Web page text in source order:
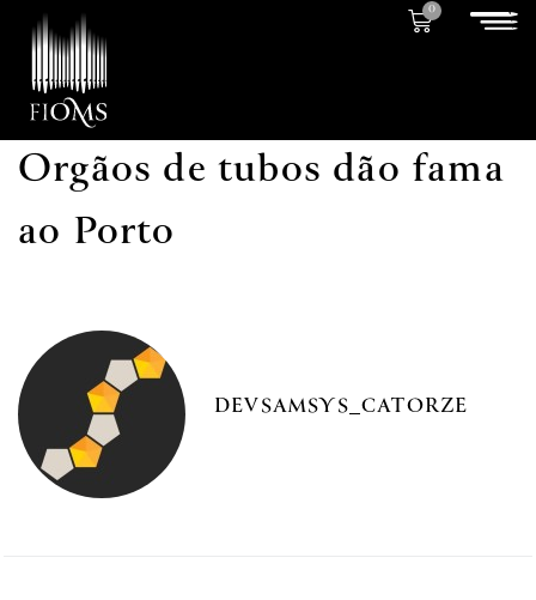
0
Orgãos de tubos dão fama
ao Porto
DEVSAMSYS_CATORZE